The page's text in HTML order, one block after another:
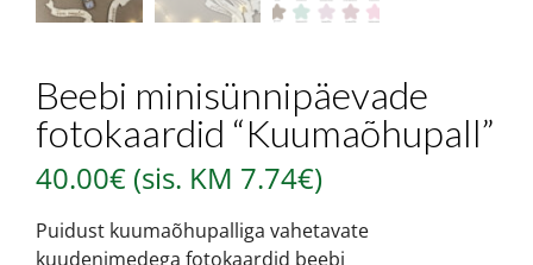
Beebi minisünnipäevade
fotokaardid “Kuumaõhupall”
40.00€ (sis. KM 7.74€)
Puidust kuumaõhupalliga vahetavate
kuudenimedega fotokaardid beebi